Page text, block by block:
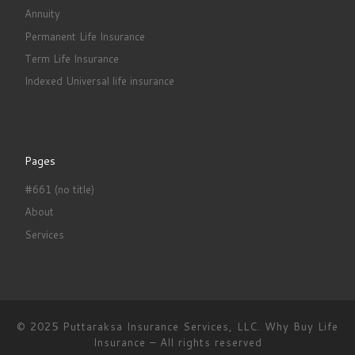
Annuity
Permanent Life Insurance
Term Life Insurance
Indexed Universal life insurance
Pages
#661 (no title)
About
Services
© 2025 Puttaraksa Insurance Services, LLC. Why Buy Life
Insurance – All rights reserved